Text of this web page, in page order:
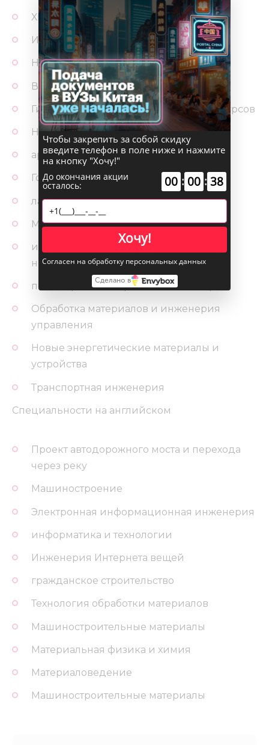
Химическая инженерия и технология
Инженерия окружающей среды
Наука об окружающей среде
Водные ресурсы и гидроэнергетика
Гидрология и инженерия водных ресурсов
Наука и инженерия подземных вод
архитектура
Городское и сельское планирование
ландшафтный сад
Материаловедение и инженерия
инженерия неорганических
неметаллических материалов
полимерные материалы и инженерия
Обработка материалов и инженерия
управления
Новые энергетические материалы и
устройства
Транспортная инженерия
Специальности на английском
Проект автодорожного моста и перехода
через реку
Машиностроение
Электронная информационная инженерия
информатика и технологии
Инженерия Интернета вещей
гражданское строительство
Технология обработки материалов
Машиностроительные материалы
Материальная физика и химия
Материаловедение
Машиностроительные материалы
Чтобы закрепить за собой скидку
введите телефон в поле ниже и нажмите
на кнопку "Хочу!"
До окончания акции
осталось: 00 : 00 : 37
Хочу!
Согласен на обработку персональных данных
Сделано в